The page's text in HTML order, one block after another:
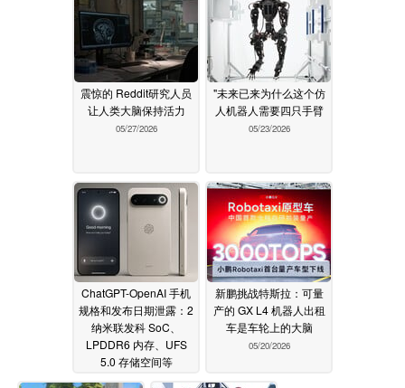
震惊的 Reddit研究人员
让人类大脑保持活力
05/27/2026
"未来已来为什么这个仿
人机器人需要四只手臂
05/23/2026
ChatGPT-OpenAI 手机
规格和发布日期泄露：2
纳米联发科 SoC、
LPDDR6 内存、UFS
5.0 存储空间等
05/20/2026
新鹏挑战特斯拉：可量
产的 GX L4 机器人出租
车是车轮上的大脑
05/20/2026